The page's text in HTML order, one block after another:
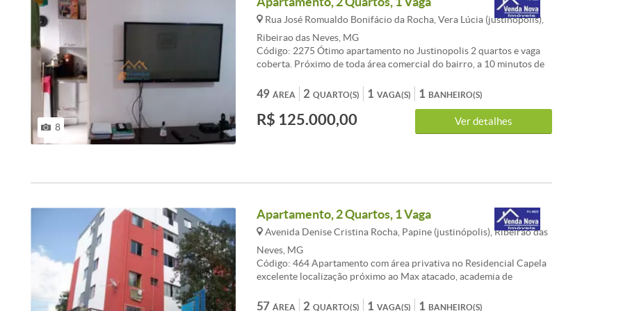
8
Rua José Romualdo Bonifácio da Rocha, Vera Lúcia (justinópolis),
Ribeirao das Neves, MG
Código: 2275 Ótimo apartamento no Justinopolis 2 quartos e vaga
coberta. Próximo de toda área comercial do bairro, a 10 minutos de
Apartamento composto por vaga coberta, sala arejada e ampla,
cozinha toda em cerâmica, dois quartos amplos, apartamento
localizado no 1º andar. Aprovamos seu credito junto a caixa e
aceitamos fgts como entrada, analisamos a possibilidade de aceitar
ÁREA
49 QUARTO(S)
2 VAGA(S)
1 BANHEIRO(S)
1
R$ 125.000,00 Ver detalhes
Apartamento, 2 Quartos, 1 Vaga
Avenida Denise Cristina Rocha, Papine (justinópolis), Ribeirao das
Neves, MG
Código: 464 Apartamento com área privativa no Residencial Capela
excelente localização próximo ao Max atacado, academia de
Composto por sala p/2 ambientes, banheiro social, 2 qtos, cozinha,
ÁREA
57 QUARTO(S)
2 VAGA(S)
1 BANHEIRO(S)
1